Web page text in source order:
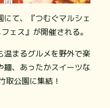
て、『つむぐマルシェ
ェス』が開催される。
温まるグルメを野外で楽
麺、あったかスイーツな
取公園に集結！